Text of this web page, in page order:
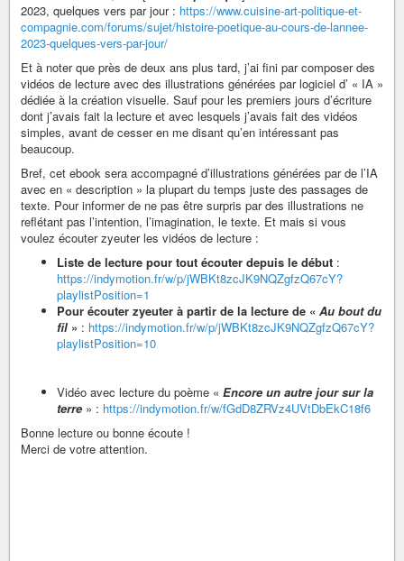
2023, quelques vers par jour : https://www.cuisine-art-politique-et-
compagnie.com/forums/sujet/histoire-poetique-au-cours-de-lannee-
2023-quelques-vers-par-jour/
Et à noter que près de deux ans plus tard, j’ai fini par composer des
vidéos de lecture avec des illustrations générées par logiciel d’ « IA »
dédiée à la création visuelle. Sauf pour les premiers jours d’écriture
dont j’avais fait la lecture et avec lesquels j’avais fait des vidéos
simples, avant de cesser en me disant qu’en intéressant pas
beaucoup.
Bref, cet ebook sera accompagné d’illustrations générées par de l’IA
avec en « description » la plupart du temps juste des passages de
texte. Pour informer de ne pas être surpris par des illustrations ne
reflétant pas l’intention, l’imagination, le texte. Et mais si vous
voulez écouter zyeuter les vidéos de lecture :
Liste de lecture pour tout écouter depuis le début :
https://indymotion.fr/w/p/jWBKt8zcJK9NQZgfzQ67cY?
playlistPosition=1
Pour écouter zyeuter à partir de la lecture de « Au bout du
fil » : https://indymotion.fr/w/p/jWBKt8zcJK9NQZgfzQ67cY?
playlistPosition=10
Vidéo avec lecture du poème « Encore un autre jour sur la
terre » : https://indymotion.fr/w/fGdD8ZRVz4UVtDbEkC18f6
Bonne lecture ou bonne écoute !
Merci de votre attention.